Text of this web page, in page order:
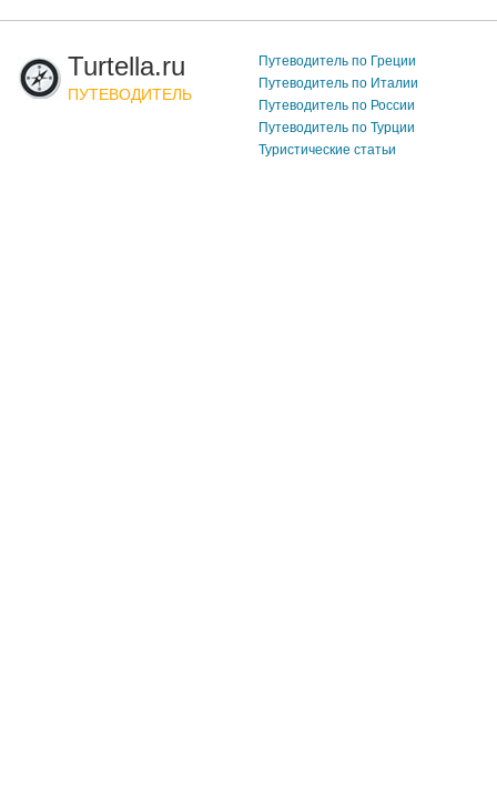
Turtella.ru
ПУТЕВОДИТЕЛЬ
Путеводитель по Греции
Путеводитель по Италии
Путеводитель по России
Путеводитель по Турции
Туристические статьи